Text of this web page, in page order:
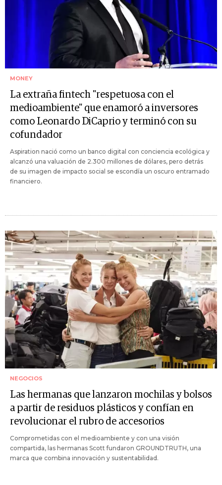
MONEY
La extraña fintech "respetuosa con el
medioambiente" que enamoró a inversores
como Leonardo DiCaprio y terminó con su
cofundador
Aspiration nació como un banco digital con conciencia ecológica y
alcanzó una valuación de 2.300 millones de dólares, pero detrás
de su imagen de impacto social se escondía un oscuro entramado
financiero.
NEGOCIOS
Las hermanas que lanzaron mochilas y bolsos
a partir de residuos plásticos y confían en
revolucionar el rubro de accesorios
Comprometidas con el medioambiente y con una visión
compartida, las hermanas Scott fundaron GROUNDTRUTH, una
marca que combina innovación y sustentabilidad.